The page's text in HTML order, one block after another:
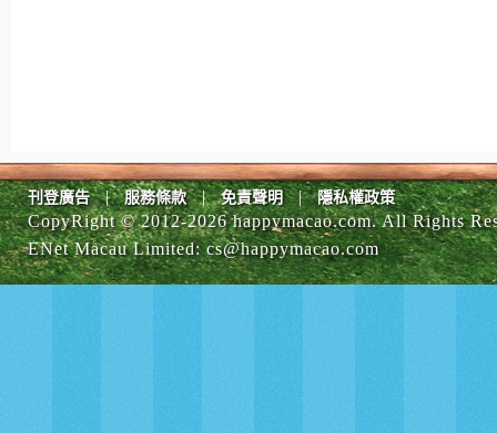
刊登廣告 | 服務條款 | 免責聲明 | 隱私權政策
CopyRight © 2012-2026 happymacao.com. All Rights
ENet Macau Limited:cs@happymacao.com